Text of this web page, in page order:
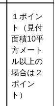
１ポイン
ト（見付
面積10平
方メート
ル以上の
場合は２
ポイン
ト）